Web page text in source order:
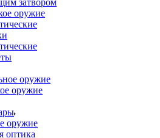
затвором
оружие
оружие
оружие
оружие
оптика